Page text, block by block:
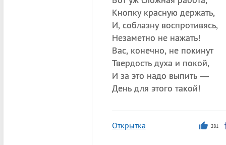
Кнопку красную держать,
И, соблазну воспротивясь,
Незаметно не нажать!
Вас, конечно, не покинут
Твердость духа и покой,
И за это надо выпить —
День для этого такой!
Открытка 281